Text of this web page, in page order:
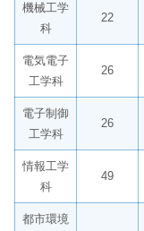
機械工学
科
22
電気電子
工学科
26
電子制御
工学科
26
情報工学
科
49
都市環境